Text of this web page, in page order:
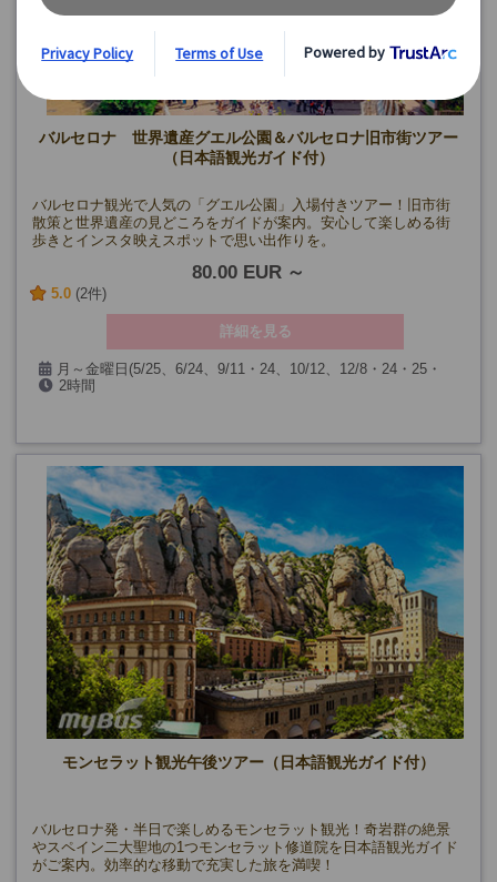
バルセロナ 世界遺産グエル公園＆バルセロナ旧市街ツアー
（日本語観光ガイド付）
バルセロナ観光で人気の「グエル公園」入場付きツアー！旧市街
散策と世界遺産の見どころをガイドが案内。安心して楽しめる街
歩きとインスタ映えスポットで思い出作りを。
80.00 EUR
5.0 (2件)
詳細を見る
月～金曜日(5/25、6/24、9/11・24、10/12、12/8・24・25・
31、1/1・6、3/26・29およびグエル公園閉館日)
2時間
モンセラット観光午後ツアー（日本語観光ガイド付）
バルセロナ発・半日で楽しめるモンセラット観光！奇岩群の絶景
やスペイン二大聖地の1つモンセラット修道院を日本語観光ガイド
がご案内。効率的な移動で充実した旅を満喫！